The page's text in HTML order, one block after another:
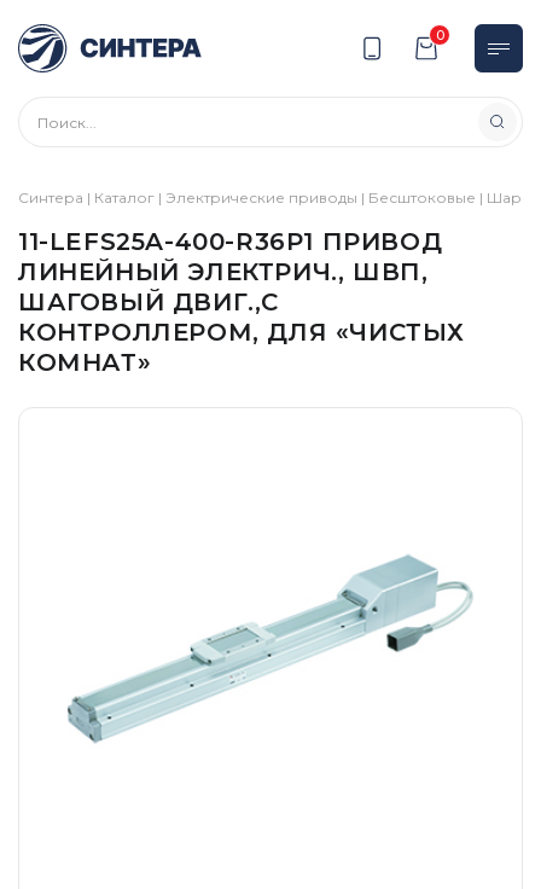
0
Синтера | Каталог | Электрические приводы | Бесштоковые |
11-LEFS25A-400-R36P1 ПРИВОД
ЛИНЕЙНЫЙ ЭЛЕКТРИЧ., ШВП,
ШАГОВЫЙ ДВИГ.,С
КОНТРОЛЛЕРОМ, ДЛЯ «ЧИСТЫХ
КОМНАТ»